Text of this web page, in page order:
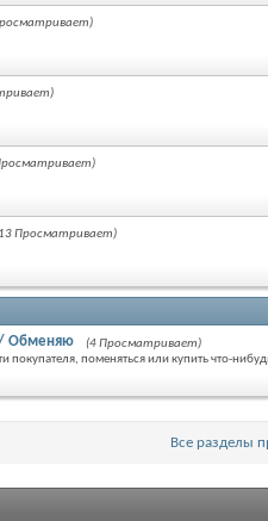
Просматривает)
Обменяю
(4 Просматривает)
покупателя, поменяться или купить что-
Все разделы